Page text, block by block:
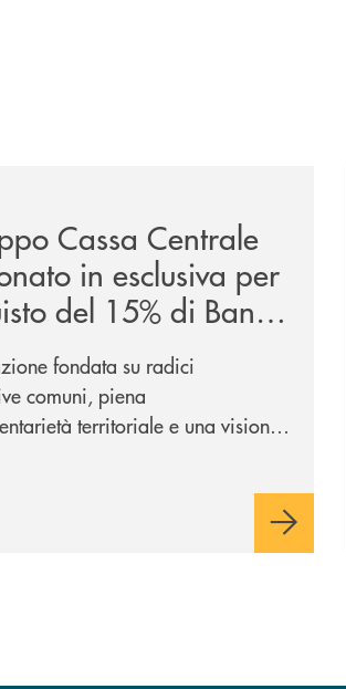
Cassa Centrale
in esclusiva per
del 15% di Banca
1884
fondata su radici
comuni, piena
territoriale e una visione